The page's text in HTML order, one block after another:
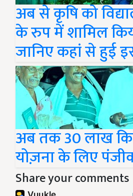
अब से कृषि को
के रुप में शामिल
जानिए कहां से हुई
अब तक 30 लाख
योज़ना के लिए
Share your comments